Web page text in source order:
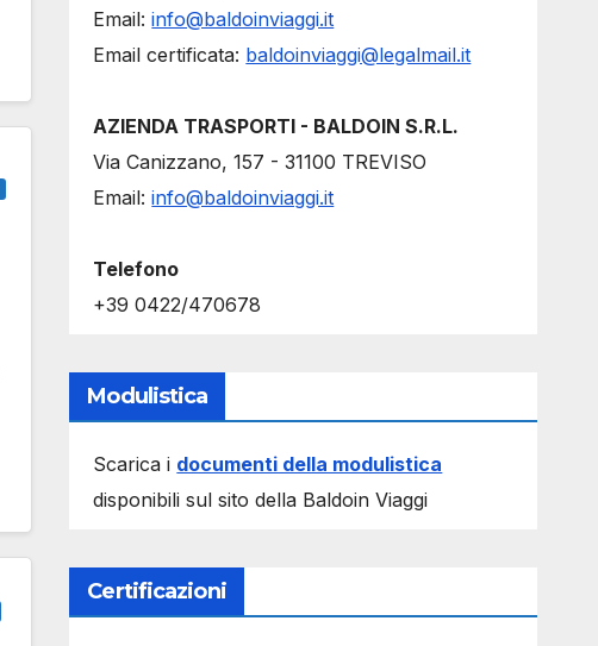
Email:info@baldoinviaggi.it
Email certificata: baldoinviaggi@legalmail.it
AZIENDA TRASPORTI - BALDOIN S.R.L.
Via Canizzano, 157 - 31100 TREVISO
Email:info@baldoinviaggi.it
Telefono
+39 0422/470678
Modulistica
Scarica i documenti della modulistica
disponibili sul sito della Baldoin Viaggi
Certificazioni